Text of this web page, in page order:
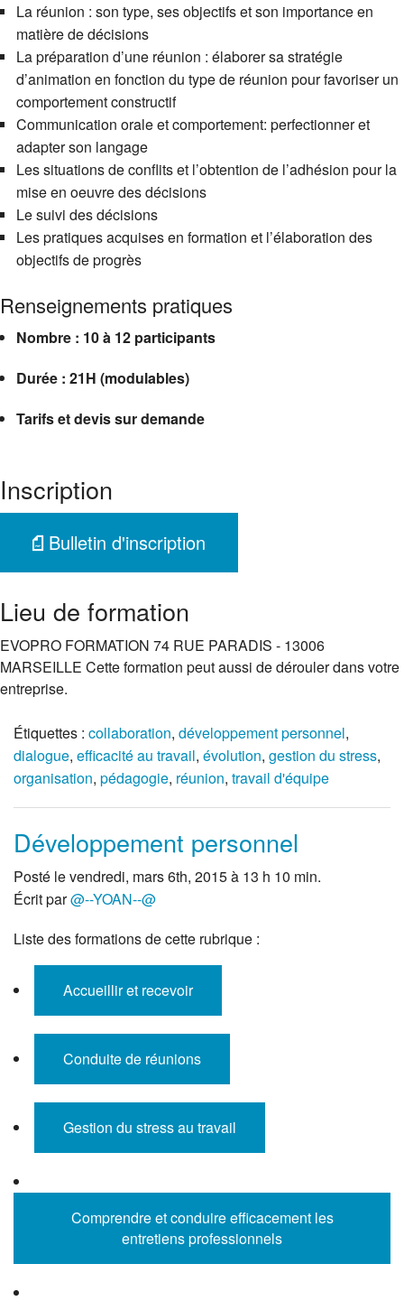
La réunion : son type, ses objectifs et son importance en
matière de décisions
La préparation d’une réunion : élaborer sa stratégie
d’animation en fonction du type de réunion pour favoriser un
comportement constructif
Communication orale et comportement: perfectionner et
adapter son langage
Les situations de conflits et l’obtention de l’adhésion pour la
mise en oeuvre des décisions
Le suivi des décisions
Les pratiques acquises en formation et l’élaboration des
objectifs de progrès
Renseignements pratiques
Nombre : 10 à 12 participants
Durée : 21H (modulables)
Tarifs et devis sur demande
Inscription
Bulletin d'inscription
Lieu de formation
EVOPRO FORMATION 74 RUE PARADIS - 13006
MARSEILLE Cette formation peut aussi de dérouler dans votre
entreprise.
Étiquettes : collaboration, développement personnel,
dialogue, efficacité au travail, évolution, gestion du stress,
organisation, pédagogie, réunion, travail d'équipe
Développement personnel
Posté le vendredi, mars 6th, 2015 à 13 h 10 min.
Écrit par@--YOAN--@
Liste des formations de cette rubrique :
Accueillir et recevoir
Conduite de réunions
Gestion du stress au travail
Comprendre et conduire efficacement les
entretiens professionnels